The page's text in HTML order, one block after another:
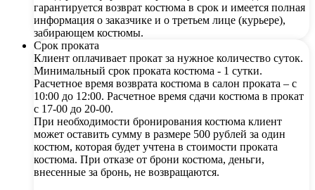
гарантируется возврат костюма в срок и имеется полная
информация о заказчике и о третьем лице (курьере),
забирающем костюмы.
Срок проката
Клиент оплачивает прокат за нужное количество суток.
Минимальный срок проката костюма - 1 сутки.
Расчетное время возврата костюма в салон проката – с
10:00 до 12:00. Расчетное время сдачи костюма в прокат
с 17-00 до 20-00.
При необходимости бронирования костюма клиент
может оставить сумму в размере 500 рублей за один
костюм, которая будет учтена в стоимости проката
костюма. При отказе от брони костюма, деньги,
внесенные за бронь, не возвращаются.